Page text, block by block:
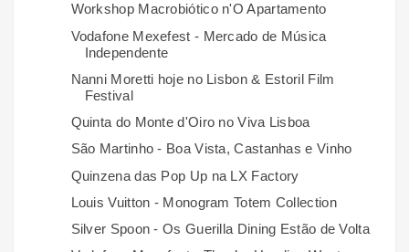
Workshop Macrobiótico n'O Apartamento
Vodafone Mexefest - Mercado de Música
Independente
Nanni Moretti hoje no Lisbon & Estoril Film
Festival
Quinta do Monte d'Oiro no Viva Lisboa
São Martinho - Boa Vista, Castanhas e Vinho
Quinzena das Pop Up na LX Factory
Louis Vuitton - Monogram Totem Collection
Silver Spoon - Os Guerilla Dining Estão de Volta